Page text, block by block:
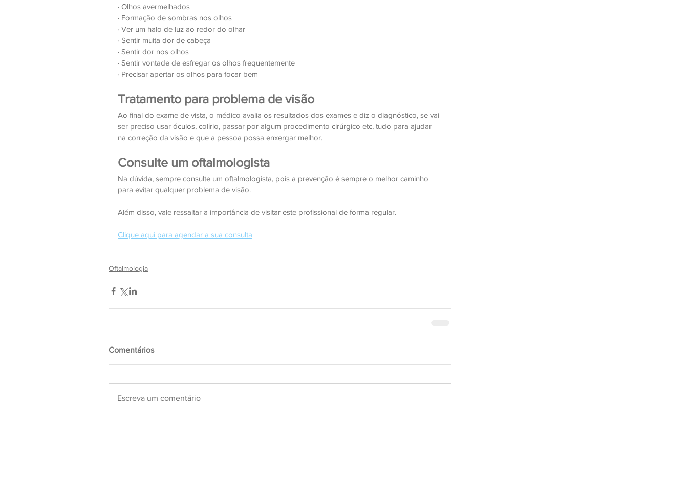
· Olhos avermelhados
· Formação de sombras nos olhos
· Ver um halo de luz ao redor do olhar
· Sentir muita dor de cabeça
· Sentir dor nos olhos
· Sentir vontade de esfregar os olhos frequentemente
· Precisar apertar os olhos para focar bem
Tratamento para problema de visão
Ao final do exame de vista, o médico avalia os resultados dos exames e diz o diagnóstico, se vai
ser preciso usar óculos, colírio, passar por algum procedimento cirúrgico etc, tudo para ajudar
na correção da visão e que a pessoa possa enxergar melhor.
Consulte um oftalmologista
Na dúvida, sempre consulte um oftalmologista, pois a prevenção é sempre o melhor caminho
para evitar qualquer problema de visão.
Além disso, vale ressaltar a importância de visitar este profissional de forma regular.
Clique aqui para agendar a sua consulta
Oftalmologia
Comentários
Escreva um comentário